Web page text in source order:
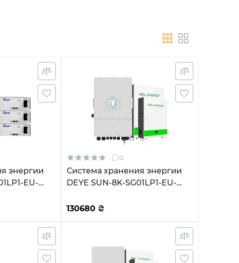
энергии
EU-
циклов
0
Система хранения энергии
DEYE SUN-8K-SG01LP1-EU-
10.24kWh 2BAT LiFePO4 6500
130680₴